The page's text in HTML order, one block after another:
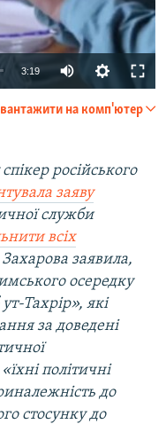
3:19
720p
1080p
на комп'ютер
російського
заяву
служби
всіх
заявила,
осередку
ут-Тахрір», які
за доведені
політичні
до
стосунку до